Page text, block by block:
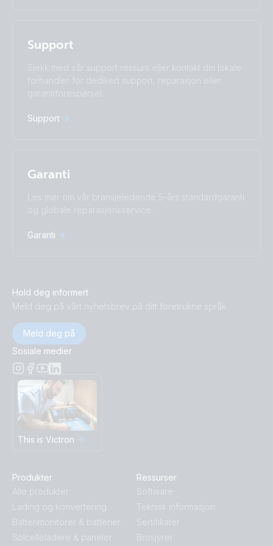
Suomalainen
Русский
Українська
中國人
Subscribe
Support
Sjekk med vår support ressurs eller kontakt din lokale
forhandler for dedikert support, reparasjon eller
garantiforespørsel.
Support
Garanti
Les mer om vår bransjeledende 5-års standardgaranti
og globale reparasjonsservice.
Garanti
Hold deg informert
Meld deg på vårt nyhetsbrev på ditt foretrukne språk
Meld deg på
Sosiale medier
This is Victron
Produkter
Alle produkter
Lading og konvertering
Batterimonitorer & batterier
Solcelleladere & paneler
Ressurser
Software
Teknisk informasjon
Sertifikater
Brosjyrer